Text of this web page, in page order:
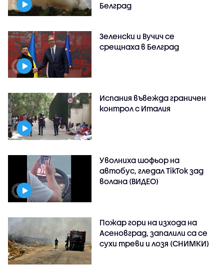
Белград
Зеленски и Вучич се
срещнаха в Белград
Испания въвежда граничен
контрол с Италия
Уволниха шофьор на
автобус, гледал TikTok зад
волана (ВИДЕО)
Пожар гори на изхода на
Асеновград, запалили са се
сухи треви и лозя (СНИМКИ)